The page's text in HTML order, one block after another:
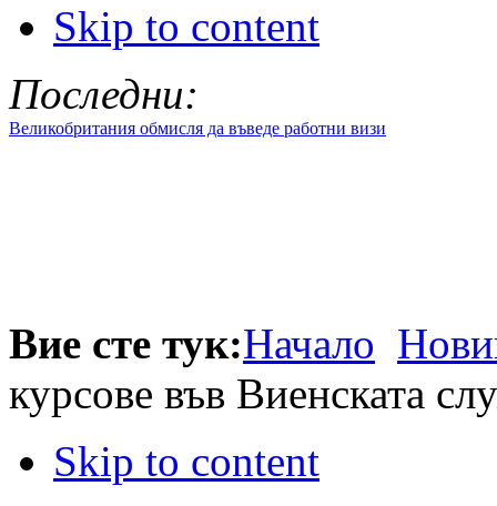
Skip to content
Последни:
Великобритания обмисля да въведе работни визи
Вие сте тук:Начало
курсове във Виенската
Skip to content